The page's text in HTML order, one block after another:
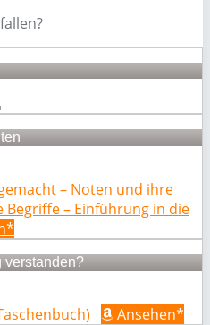
– Noten und ihre
Begriffe – Einführung in die
verstanden?
Ansehen*